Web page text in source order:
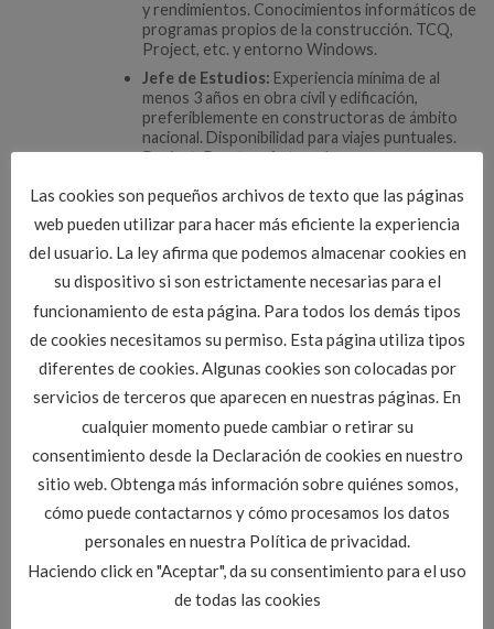
y rendimientos. Conocimientos informáticos de
programas propios de la construcción. TCQ,
Project, etc. y entorno Windows.
Jefe de Estudios: Experiencia mínima de al
menos 3 años en obra civil y edificación,
preferiblemente en constructoras de ámbito
nacional. Disponibilidad para viajes puntuales.
Project, Presto y Autocad.
Contacto
Interesados enviar URGENTE su CV a
cloccidental@citop.es
IMPORTANTE:Plazo de recepción de
candidaturas:hasta las 13:00 h. del viernes 5 de
Octubre.
[/fusion_text][/fusion_builder_column][/fusion_builder_row]
[/fusion_builder_container]
Esta entrada fue publicada enOfertas de empleo CITOPIC CYL
Las cookies son pequeños archivos de texto que las páginas
web pueden utilizar para hacer más eficiente la experiencia
del usuario. La ley afirma que podemos almacenar cookies en
su dispositivo si son estrictamente necesarias para el
funcionamiento de esta página. Para todos los demás tipos
de cookies necesitamos su permiso. Esta página utiliza tipos
diferentes de cookies. Algunas cookies son colocadas por
servicios de terceros que aparecen en nuestras páginas. En
cualquier momento puede cambiar o retirar su
consentimiento desde la Declaración de cookies en nuestro
sitio web. Obtenga más información sobre quiénes somos,
cómo puede contactarnos y cómo procesamos los datos
personales en nuestra Política de privacidad.
Haciendo click en "Aceptar", da su consentimiento para el uso
de todas las cookies